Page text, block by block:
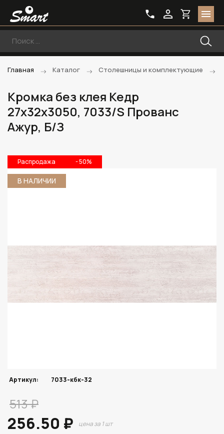
Главная Каталог Столешницы и комплектующие
Кромка без клея Кедр
27х32х3050, 7033/S Прованс
Ажур, Б/З
Распродажа - 50%
В НАЛИЧИИ
Артикул: 7033-кбк-32
513 ₽
256.50 ₽ цена за 1 шт